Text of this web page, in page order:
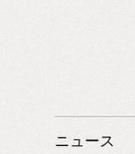
ニュース